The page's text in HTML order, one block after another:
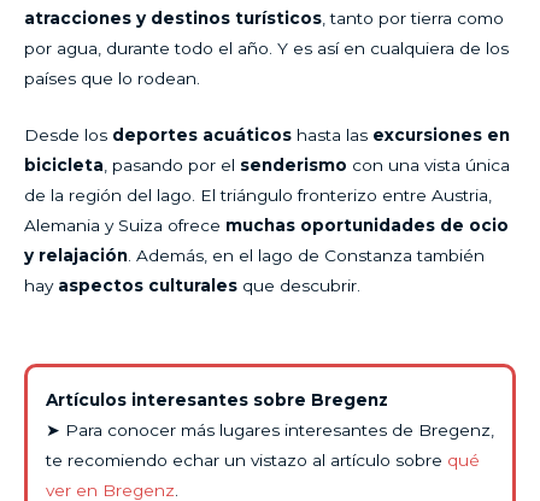
atracciones y destinos turísticos, tanto por tierra como
por agua, durante todo el año. Y es así en cualquiera de los
países que lo rodean.
Desde los deportes acuáticos hasta las excursiones en
bicicleta , pasando por el senderismo con una vista única
de la región del lago. El triángulo fronterizo entre Austria,
Alemania y Suiza ofrece muchas oportunidades de ocio
y relajación . Además, en el lago de Constanza también
hay aspectos culturales que descubrir.
Artículos interesantes sobre Bregenz
➤ Para conocer más lugares interesantes de Bregenz,
te recomiendo echar un vistazo al artículo sobre qué
ver en Bregenz